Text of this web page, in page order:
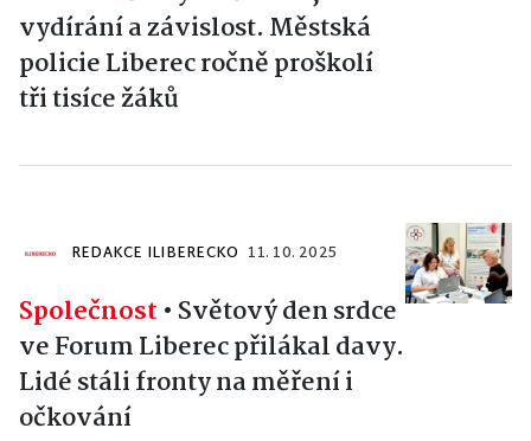
vydírání a závislost. Městská
policie Liberec ročně proškolí
tři tisíce žáků
REDAKCE ILIBERECKO 11. 10. 2025
Společnost • Světový den srdce
ve Forum Liberec přilákal davy.
Lidé stáli fronty na měření i
očkování